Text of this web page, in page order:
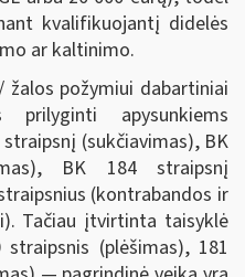
kvalifikuojantį didelės
ar kaltinimo.
žalos požymiui dabartiniai
apysunkiems
(sukčiavimas), BK
BK 184 straipsnį
(kontrabandos ir
Tačiau įtvirtinta taisyklė
(plėšimas), 181